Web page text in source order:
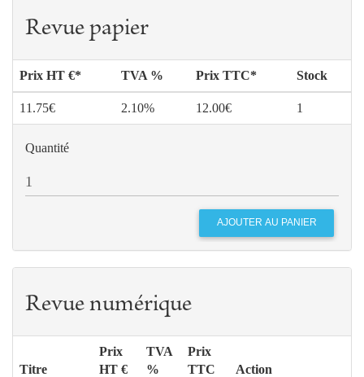
Revue papier
Prix HT €* TVA % Prix TTC* Stock
11.75€ 2.10% 12.00€ 1
Quantité
Revue numérique
Titre
Prix
HT €
TVA
%
Prix
TTC
Action